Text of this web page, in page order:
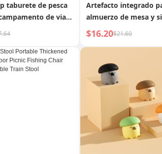
taburete de pesca
de viaje
Artefacto integrado
almuerzo de mesa y
doble uso, ajustable
exteriores
$16.20$21.60